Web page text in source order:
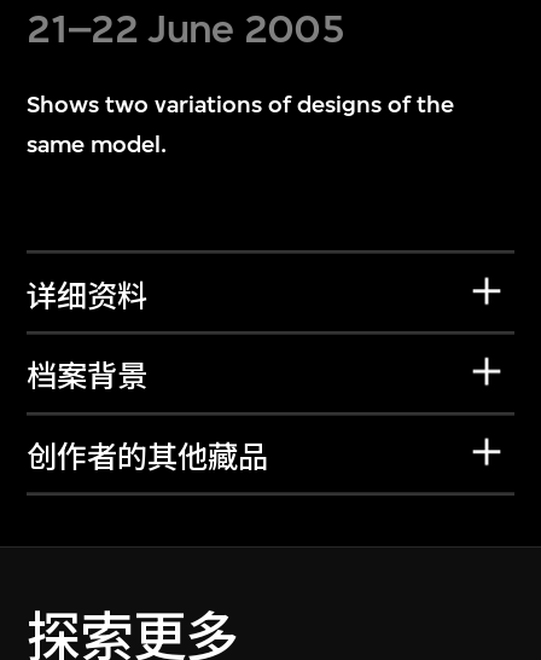
21–22 June 2005
Shows two variations of designs of the
same model.
详细资料
档案背景
创作者的其他藏品
探索更多